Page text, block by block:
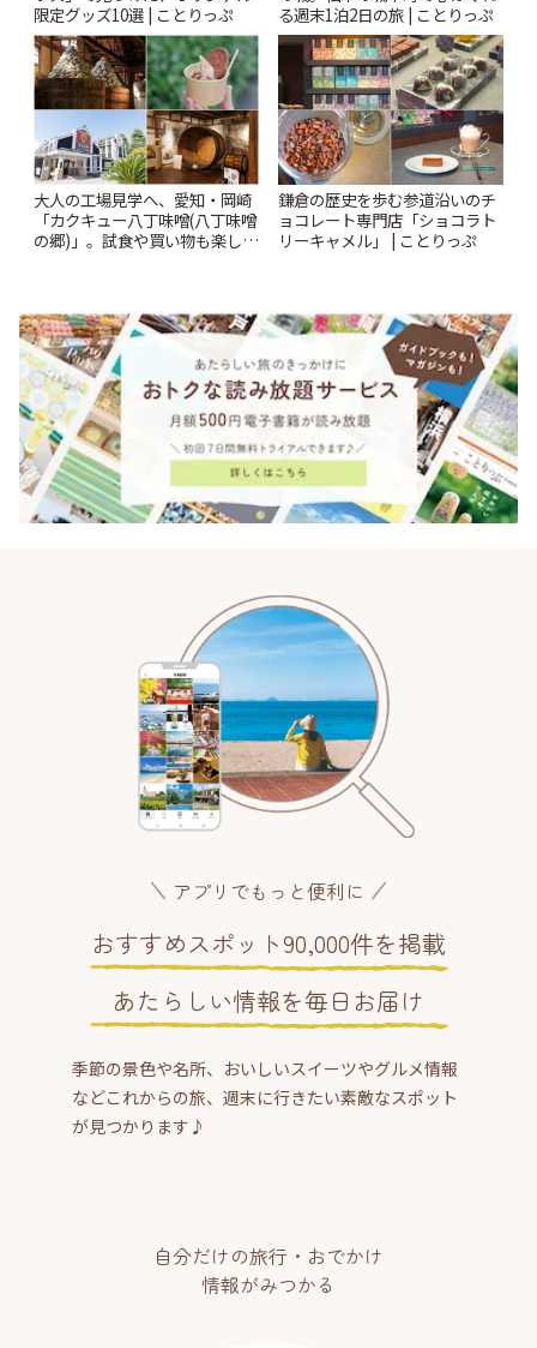
限定グッズ10選 | ことりっぷ
る週末1泊2日の旅 | ことりっぷ
大人の工場見学へ、愛知・岡崎
「カクキュー八丁味噌(八丁味噌
の郷)」。試食や買い物も楽しみ
鎌倉の歴史を歩む参道沿いのチ
ョコレート専門店「ショコラト
リーキャメル」 | ことりっぷ
アプリでもっと便利に
おすすめスポット90,000件を掲載
あたらしい情報を毎日お届け
季節の景色や名所、おいしいスイーツやグルメ情報
などこれからの旅、週末に行きたい素敵なスポット
が見つかります♪
自分だけの旅行・おでかけ
情報がみつかる